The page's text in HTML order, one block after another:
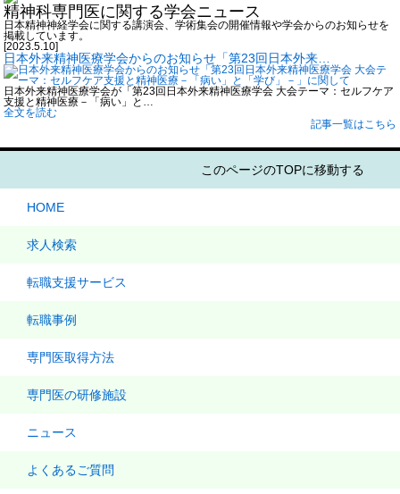
精神科専門医に関する学会ニュース
日本精神神経学会に関する講演会、学術集会の開催情報や学会からのお知らせを
掲載しています。
[2023.5.10]
日本外来精神医療学会からのお知らせ「第23回日本外来…
日本外来精神医療学会が「第23回日本外来精神医療学会 大会テーマ：セルフケア
支援と精神医療－「病い」と…
全文を読む
記事一覧はこちら
このページのTOPに移動する
HOME
求人検索
転職支援サービス
転職事例
専門医取得方法
専門医の研修施設
ニュース
よくあるご質問